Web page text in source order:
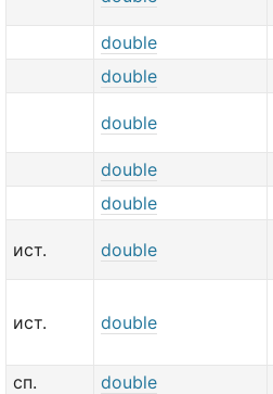
double
double
double
double
double
ист. double
ист. double
сп.
double